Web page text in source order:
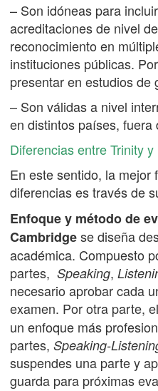
– Son idóneas para
acreditaciones de nivel
reconocimiento en
instituciones públicas.
presentar en estudios de
– Son válidas a nivel
en distintos países, fuera
Diferencias entre Trinity
En este sentido, la mejor
diferencias es través de
Enfoque y método de
Cambridgese diseña
académica. Compuesto
partes, Speaking,
necesario aprobar cada
examen. Por otra parte,
un enfoque más
partes, Speaking-
suspendes una parte y
guarda para próximas